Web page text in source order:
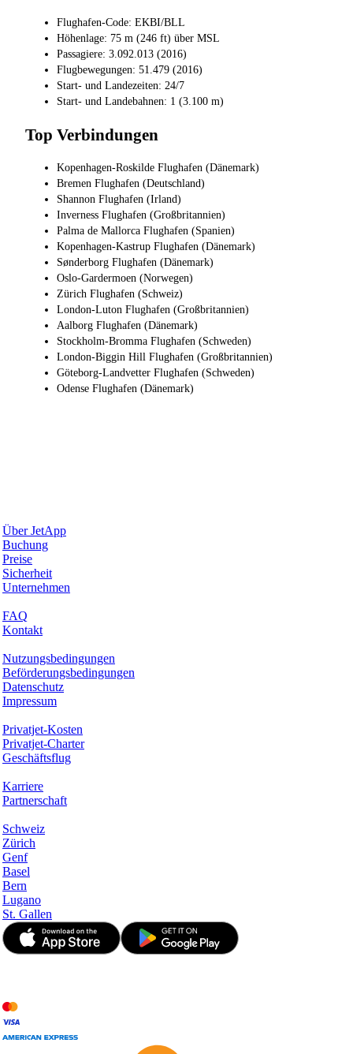
Flughafen-Code: EKBI/BLL
Höhenlage: 75 m (246 ft) über MSL
Passagiere: 3.092.013 (2016)
Flugbewegungen: 51.479 (2016)
Start- und Landezeiten: 24/7
Start- und Landebahnen: 1 (3.100 m)
Top Verbindungen
Kopenhagen-Roskilde Flughafen (Dänemark)
Bremen Flughafen (Deutschland)
Shannon Flughafen (Irland)
Inverness Flughafen (Großbritannien)
Palma de Mallorca Flughafen (Spanien)
Kopenhagen-Kastrup Flughafen (Dänemark)
Sønderborg Flughafen (Dänemark)
Oslo-Gardermoen (Norwegen)
Zürich Flughafen (Schweiz)
London-Luton Flughafen (Großbritannien)
Aalborg Flughafen (Dänemark)
Stockholm-Bromma Flughafen (Schweden)
London-Biggin Hill Flughafen (Großbritannien)
Göteborg-Landvetter Flughafen (Schweden)
Odense Flughafen (Dänemark)
Über JetApp
Buchung
Preise
Sicherheit
Unternehmen
FAQ
Kontakt
Nutzungsbedingungen
Beförderungsbedingungen
Datenschutz
Impressum
Privatjet-Kosten
Privatjet-Charter
Geschäftsflug
Karriere
Partnerschaft
Schweiz
Zürich
Genf
Basel
Bern
Lugano
St. Gallen